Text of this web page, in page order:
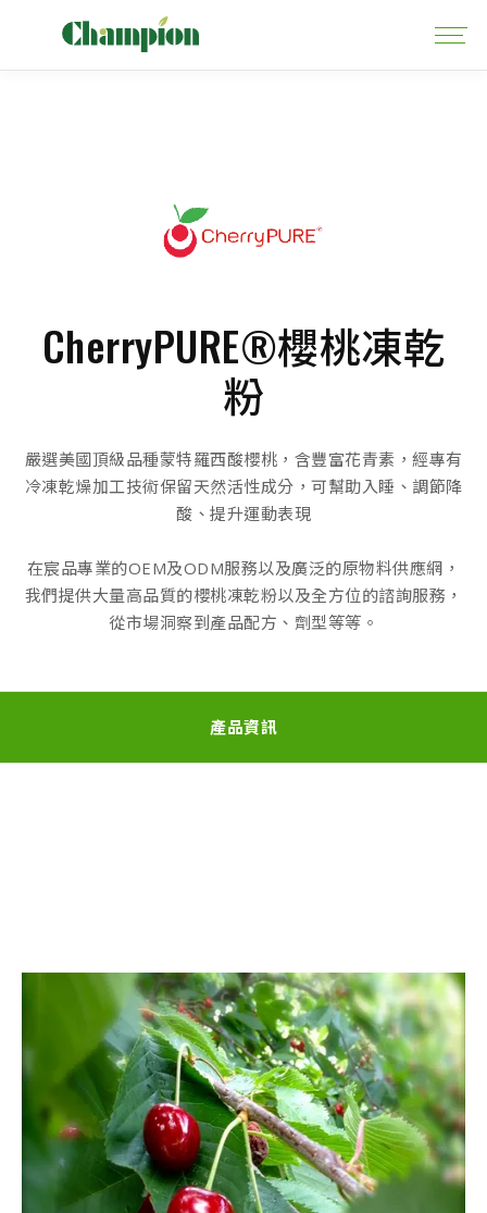
CherryPURE®櫻桃凍乾
粉
嚴選美國頂級品種蒙特羅西酸櫻桃，含豐富花青素，經專有
冷凍乾燥加工技術保留天然活性成分，可幫助入睡、調節降
酸、提升運動表現
在宸品專業的OEM及ODM服務以及廣泛的原物料供應網，
我們提供大量高品質的櫻桃凍乾粉以及全方位的諮詢服務，
從市場洞察到產品配方、劑型等等。
產品資訊